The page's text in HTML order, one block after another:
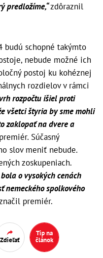
predložíme,“zdôraznil
budú schopné takýmto
nebude možné ich
postoj ku kohéznej
rozdielov v rámci
rozpočtu išiel proti
všetci štyria by sme mohli
zaklopať na dvere a
Súčasný
slov meniť nebude.
zoskupeniach.
o vysokých cenách
nemeckého spolkového
premiér.
Zdieľať
Tip na
článok